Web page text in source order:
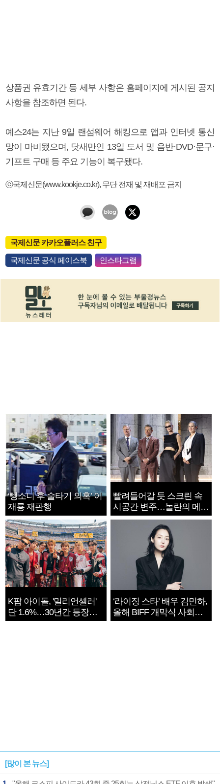
상품권 유효기간 등 세부 사항은 홈페이지에 게시된 공지
사항을 참조하면 된다.
예스24는 지난 9일 랜섬웨어 해킹으로 앱과 인터넷 통신
망이 마비됐으며, 닷새만인 13일 도서 및 음반·DVD·문구·
기프트 구매 등 주요 기능이 복구됐다.
ⓒ국제신문(www.kookje.co.kr), 무단 전재 및 재배포 금지
국제신문 카카오플러스 친구
국제신문 공식 페이스북 인스타그램
‘뺑소니 후 술타기 의혹’ 이
재룡 재판행
빨려들어갈 듯 스크린 속
시공간 변주…놀란의 메시
지는 ‘전쟁 속죄’
K팝 아이돌, '밀리언셀러'
단 1.6%…30년간 등장
1182개팀 전수조사
‘라이징 스타’ 배우 김민하,
올해 BIFF 개막식 사회자
확정
[많이 본 뉴스]